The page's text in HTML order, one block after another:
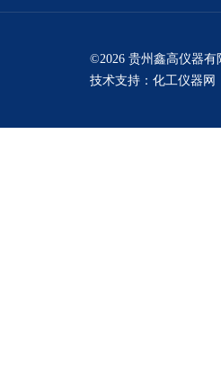
©2026 贵州鑫高仪器有
技术支持： 化工仪器网